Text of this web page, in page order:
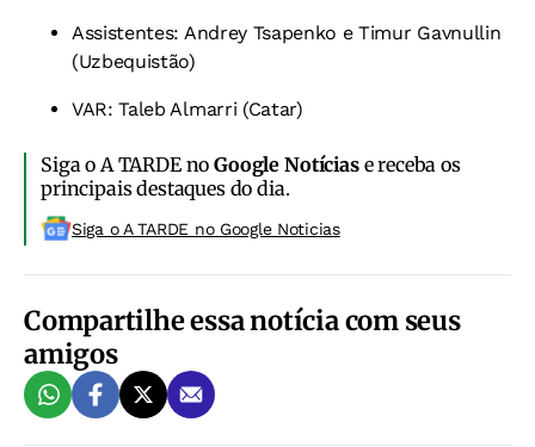
Assistentes: Andrey Tsapenko e Timur Gavnullin
(Uzbequistão)
VAR: Taleb Almarri (Catar)
Siga o A TARDE noGoogle Notíciase receba os
principais destaques do dia.
Siga o A TARDE no Google Noticias
Compartilhe essa notícia com seus
amigos